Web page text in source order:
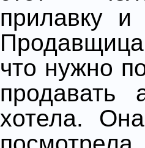
прилавку
что нужно
продавать
хотела.